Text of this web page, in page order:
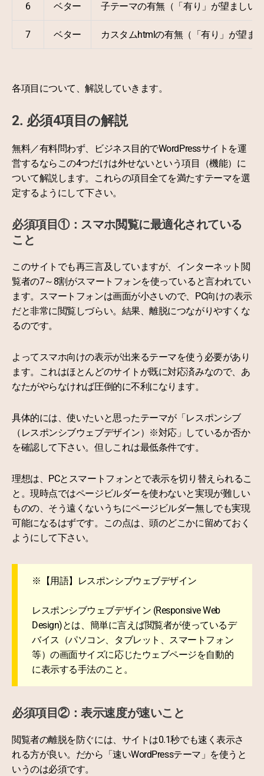
6 ベター 子テーマの有無（「有り」が望ましい
7 ベター カスタムhtmlの有無（「有り」が望ま
各項目について、解説していきます。
2. 必須4項目の解説
無料／有料問わず、ビジネス目的でWordPressサイトを運
営するならこの4つだけは外せないという項目（機能）に
ついて解説します。これらの項目全てを満たすテーマを選
定するようにして下さい。
必須項目①：スマホ閲覧に最適化されている
こと
このサイトでも再三言及していますが、インターネット閲
覧者の7～8割がスマートフォンを使っていると言われてい
ます。スマートフォンは画面が小さいので、PC向けの表示
だと非常に閲覧しづらい。結果、離脱につながりやすくな
るのです。
よってスマホ向けの表示が出来るテーマを使う必要があり
ます。これはほとんどのサイトが既に対応済みなので、あ
なたがやらなければ圧倒的に不利になります。
具体的には、使いたいと思ったテーマが「レスポンシブ
（レスポンシブウェブデザイン）※対応」しているか否か
を確認して下さい。但しこれは最低条件です。
理想は、PCとスマートフォンとで表示を切り替えられるこ
と。現時点ではページビルダーを使わないと実現が難しい
ものの、そう遠くないうちにページビルダー無しでも実現
可能になるはずです。この点は、頭のどこかに留めておく
ようにして下さい。
※【用語】レスポンシブウェブデザイン
レスポンシブウェブデザイン (Responsive Web
Design)とは、簡単に言えば閲覧者が使っているデ
バイス（パソコン、タブレット、スマートフォン
等）の画面サイズに応じたウェブページを自動的
に表示する手法のこと。
必須項目②：表示速度が速いこと
閲覧者の離脱を防ぐには、サイトは0.1秒でも速く表示さ
れる方が良い。だから「速いWordPressテーマ」を使うと
いうのは必須です。